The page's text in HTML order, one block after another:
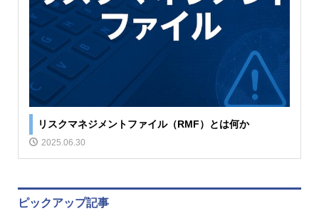
リスクマネジメントファイル（RMF）とは何か
2025.06.30
ピックアップ記事